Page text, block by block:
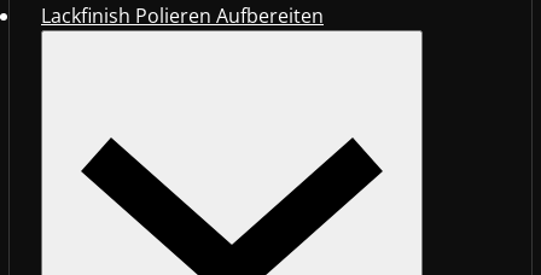
Lackfinish Polieren Aufbereiten